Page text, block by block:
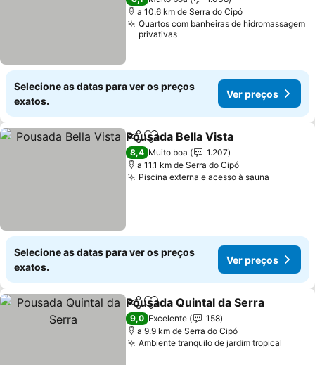
a 10.6 km de Serra do Cipó
Quartos com banheiras de hidromassagem
privativas
Selecione as datas para ver os preços
exatos.
Ver preços
PartilharAdicionar aos favoritos
Pousada Bella Vista
8,4 Muito boa
1.207
a 11.1 km de Serra do Cipó
Piscina externa e acesso à sauna
Selecione as datas para ver os preços
exatos.
Ver preços
PartilharAdicionar aos favoritos
Pousada Quintal da Serra
9,0 Excelente
158
a 9.9 km de Serra do Cipó
Ambiente tranquilo de jardim tropical